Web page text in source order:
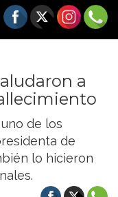
a
de los
de
lo hicieron